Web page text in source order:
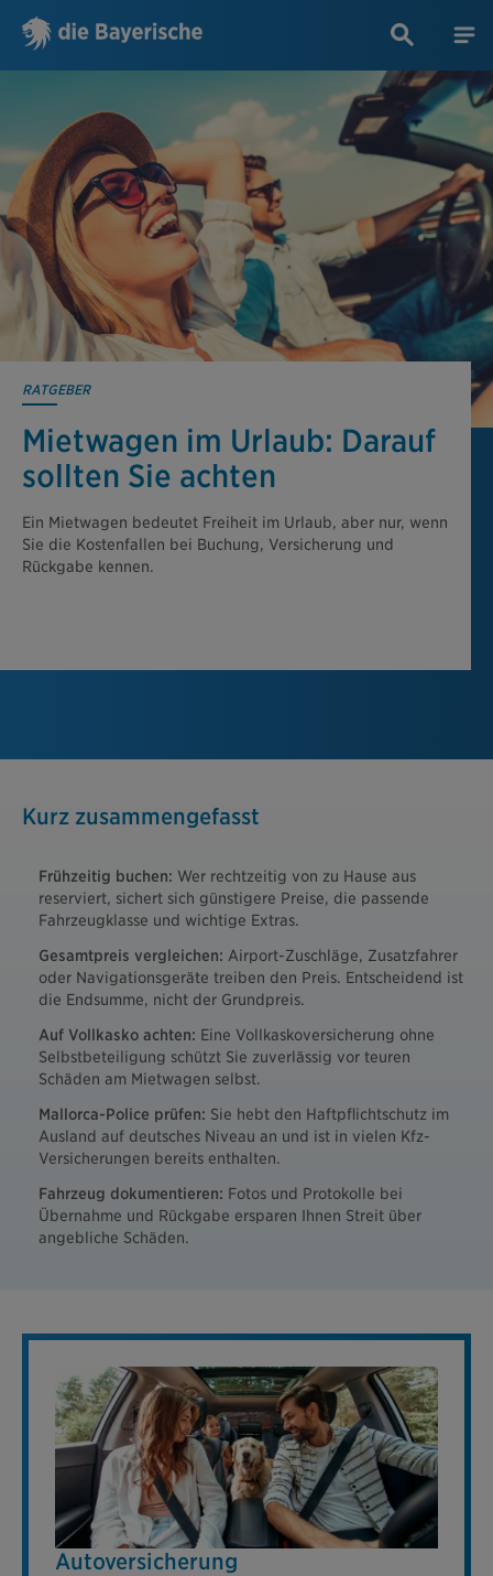
RATGEBER
Mietwagen im Urlaub: Darauf
sollten Sie achten
Ein Mietwagen bedeutet Freiheit im Urlaub, aber nur, wenn
Sie die Kostenfallen bei Buchung, Versicherung und
Rückgabe kennen.
Kurz zusammengefasst
Frühzeitig buchen: Wer rechtzeitig von zu Hause aus
reserviert, sichert sich günstigere Preise, die passende
Fahrzeugklasse und wichtige Extras.
Gesamtpreis vergleichen: Airport-Zuschläge, Zusatzfahrer
oder Navigationsgeräte treiben den Preis. Entscheidend ist
die Endsumme, nicht der Grundpreis.
Auf Vollkasko achten: Eine Vollkaskoversicherung ohne
Selbstbeteiligung schützt Sie zuverlässig vor teuren
Schäden am Mietwagen selbst.
Mallorca-Police prüfen: Sie hebt den Haftpflichtschutz im
Ausland auf deutsches Niveau an und ist in vielen Kfz-
Versicherungen bereits enthalten.
Fahrzeug dokumentieren: Fotos und Protokolle bei
Übernahme und Rückgabe ersparen Ihnen Streit über
angebliche Schäden.
Autoversicherung